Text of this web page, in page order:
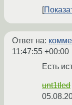
Ответ на:
11:47:55 +00:00
Есть
unt1tled